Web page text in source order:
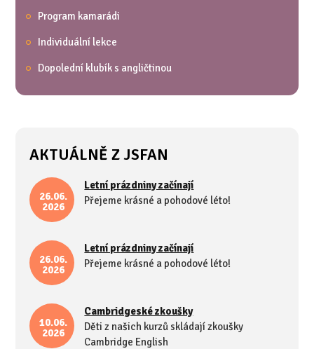
Program kamarádi
Individuální lekce
Dopolední klubík s angličtinou
AKTUÁLNĚ Z JSFAN
26.06.
2026
Letní prázdniny začínají
Přejeme krásné a pohodové léto!
26.06.
2026
Letní prázdniny začínají
Přejeme krásné a pohodové léto!
10.06.
2026
Cambridgeské zkoušky
Děti z našich kurzů skládají zkoušky
Cambridge English